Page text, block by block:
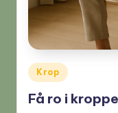
Posted
in
Krop
Få ro i